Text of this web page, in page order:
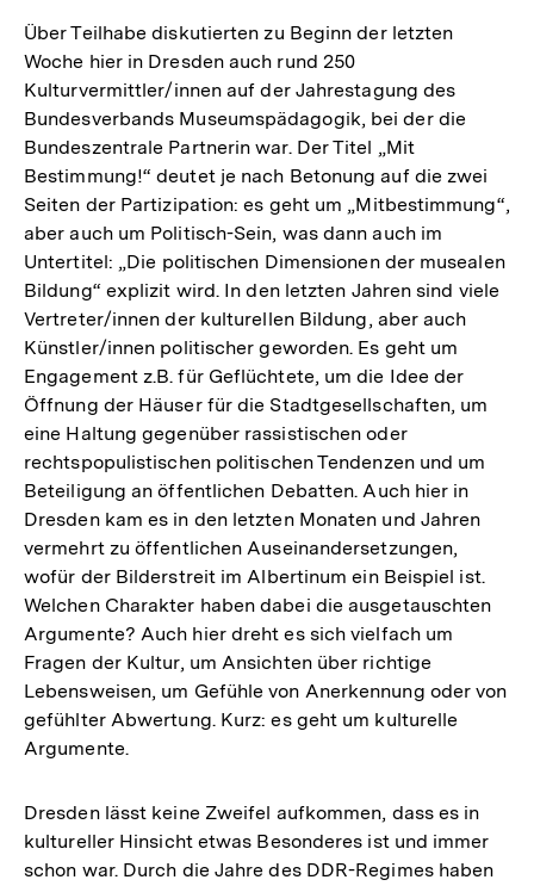
Über Teilhabe diskutierten zu Beginn der letzten
Woche hier in Dresden auch rund 250
Kulturvermittler/innen auf der Jahrestagung des
Bundesverbands Museumspädagogik, bei der die
Bundeszentrale Partnerin war. Der Titel „Mit
Bestimmung!“ deutet je nach Betonung auf die zwei
Seiten der Partizipation: es geht um „Mitbestimmung“,
aber auch um Politisch-Sein, was dann auch im
Untertitel: „Die politischen Dimensionen der musealen
Bildung“ explizit wird. In den letzten Jahren sind viele
Vertreter/innen der kulturellen Bildung, aber auch
Künstler/innen politischer geworden. Es geht um
Engagement z.B. für Geflüchtete, um die Idee der
Öffnung der Häuser für die Stadtgesellschaften, um
eine Haltung gegenüber rassistischen oder
rechtspopulistischen politischen Tendenzen und um
Beteiligung an öffentlichen Debatten. Auch hier in
Dresden kam es in den letzten Monaten und Jahren
vermehrt zu öffentlichen Auseinandersetzungen,
wofür der Bilderstreit im Albertinum ein Beispiel ist.
Welchen Charakter haben dabei die ausgetauschten
Argumente? Auch hier dreht es sich vielfach um
Fragen der Kultur, um Ansichten über richtige
Lebensweisen, um Gefühle von Anerkennung oder von
gefühlter Abwertung. Kurz: es geht um kulturelle
Argumente.
Dresden lässt keine Zweifel aufkommen, dass es in
kultureller Hinsicht etwas Besonderes ist und immer
schon war. Durch die Jahre des DDR-Regimes haben